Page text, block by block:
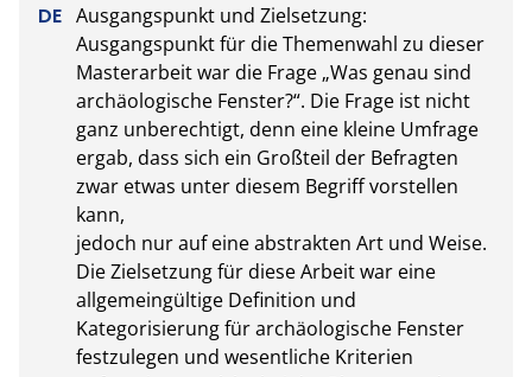
Ausgangspunkt und Zielsetzung:
Ausgangspunkt für die Themenwahl zu dieser
Masterarbeit war die Frage „Was genau sind
archäologische Fenster?“. Die Frage ist nicht
ganz unberechtigt, denn eine kleine Umfrage
ergab, dass sich ein Großteil der Befragten
zwar etwas unter diesem Begriff vorstellen
kann,
jedoch nur auf eine abstrakten Art und Weise.
Die Zielsetzung für diese Arbeit war eine
allgemeingültige Definition und
Kategorisierung für archäologische Fenster
festzulegen und wesentliche Kriterien